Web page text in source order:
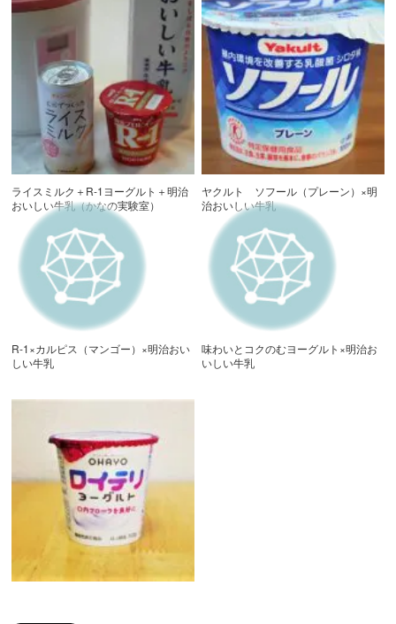
ライスミルク＋R-1ヨーグルト＋明治
おいしい牛乳（かなの実験室）
ヤクルト ソフール（プレーン）×明
治おいしい牛乳
R-1×カルピス（マンゴー）×明治おい
しい牛乳
味わいとコクのむヨーグルト×明治お
いしい牛乳